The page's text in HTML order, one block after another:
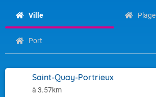
Ville Plage
Port
Saint-Quay-Portrieux
à 3.57km